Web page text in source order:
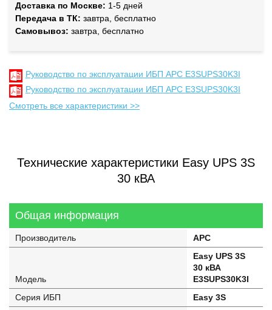
Доставка по Москве: 1-5 дней
Передача в ТК: завтра, бесплатно
Самовывоз: завтра, бесплатно
Руководство по эксплуатации ИБП APC E3SUPS30K3I
Руководство по эксплуатации ИБП APC E3SUPS30K3I
Смотреть все характеристики >>
Технические характеристики Easy UPS 3S
30 кВА
Общая информация
Производитель APC
Модель
Easy UPS 3S
30 кВА
E3SUPS30K3I
Серия ИБП
Easy 3S